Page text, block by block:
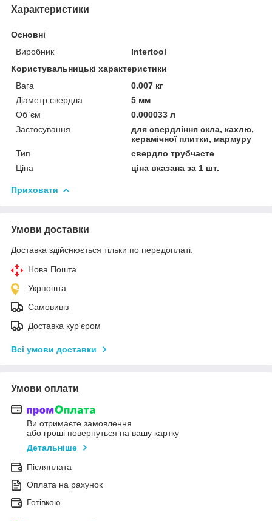
Характеристики
Основні
Виробник
Intertool
Користувальницькі характеристики
Вага
0.007 кг
Діаметр свердла
5 мм
Об`єм
0.000033 л
Застосування
для свердління скла, кахлю,
керамічної плитки, мармуру
Тип
свердло трубчасте
Ціна
ціна вказана за 1 шт.
Приховати
Умови доставки
Доставка здійснюється тільки по передоплаті.
Нова Пошта
Укрпошта
Самовивіз
Доставка кур'єром
Всі умови доставки
Умови оплати
Ви отримаєте замовлення
або гроші повернуться на вашу картку
Детальніше
Післяплата
Оплата на рахунок
Готівкою